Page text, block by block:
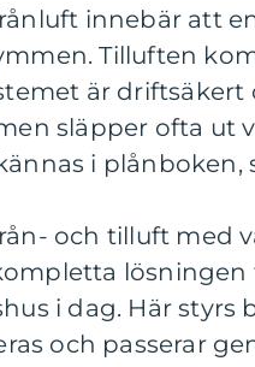
innebär att
Tilluften
är
släpper ofta ut
i plånboken,
och tilluft med
lösningen
i dag. Här
och passerar